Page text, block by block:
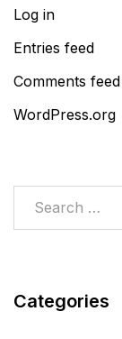
Log in
Entries feed
Comments feed
WordPress.org
Categories